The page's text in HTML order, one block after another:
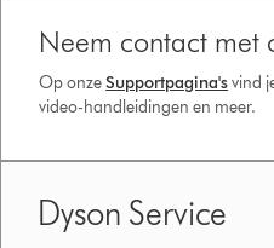
Neem contact met
Op onzeSupportpagina'svind
video-handleidingen en meer.
Dyson Service